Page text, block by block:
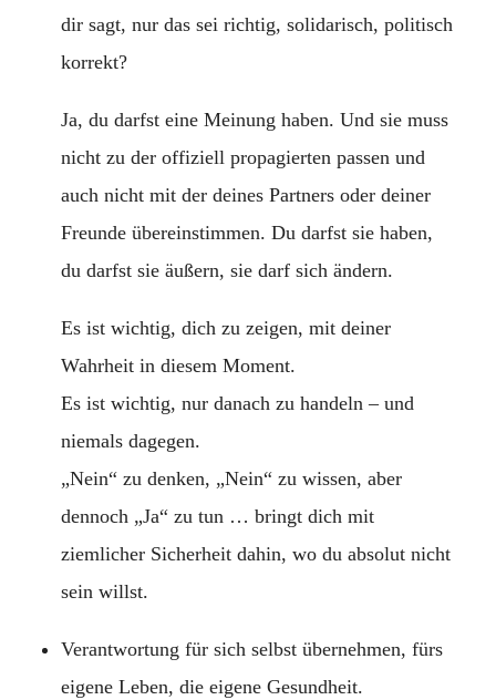
dir sagt, nur das sei richtig, solidarisch, politisch
korrekt?
Ja, du darfst eine Meinung haben. Und sie muss
nicht zu der offiziell propagierten passen und
auch nicht mit der deines Partners oder deiner
Freunde übereinstimmen. Du darfst sie haben,
du darfst sie äußern, sie darf sich ändern.
Es ist wichtig, dich zu zeigen, mit deiner
Wahrheit in diesem Moment.
Es ist wichtig, nur danach zu handeln – und
niemals dagegen.
„Nein“ zu denken, „Nein“ zu wissen, aber
dennoch „Ja“ zu tun … bringt dich mit
ziemlicher Sicherheit dahin, wo du absolut nicht
sein willst.
Verantwortung für sich selbst übernehmen, fürs
eigene Leben, die eigene Gesundheit.